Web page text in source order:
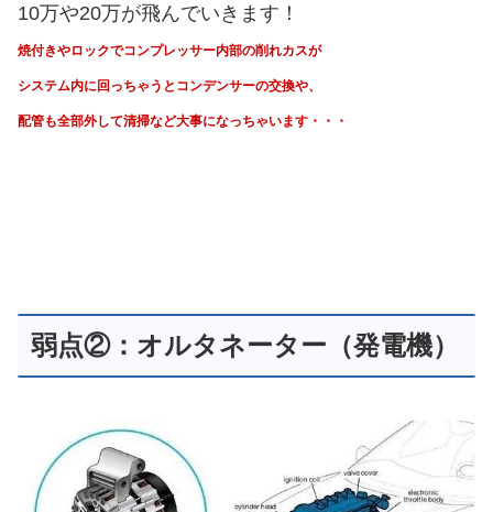
10万や20万が飛んでいきます！
焼付きやロックでコンプレッサー内部の削れカスが
システム内に回っちゃうと コンデンサーの交換や、
配管も全部外して清掃など大事になっちゃいます・・・
弱点②：オルタネーター（発電機）